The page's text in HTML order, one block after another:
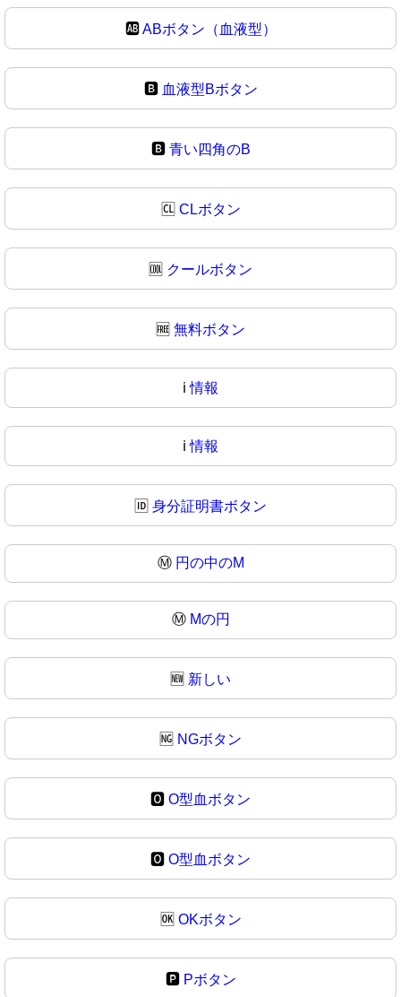
🆎ABボタン（血液型）
🅱️ 血液型Bボタン
🅱 青い四角のB
🆑 CLボタン
🆒 クールボタン
🆓 無料ボタン
ℹ️情報
ℹ情報
🆔 身分証明書ボタン
Ⓜ️ 円の中のM
Ⓜ Mの円
🆕 新しい
🆖 NGボタン
🅾️ O型血ボタン
🅾 O型血ボタン
🆗 OKボタン
🅿️ Pボタン